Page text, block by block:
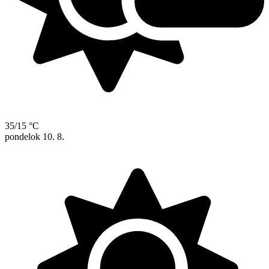
35/15 °C
pondelok 10. 8.